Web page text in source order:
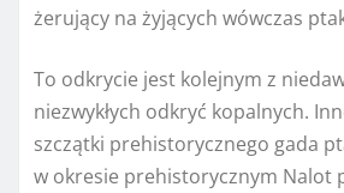
żerujący na żyjących wówczas
To odkrycie jest kolejnym z
niezwykłych odkryć kopalnych.
szczątki prehistorycznego gada
w okresie prehistorycznym Nalot